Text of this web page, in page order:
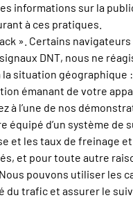
informations sur la
à ces pratiques.
». Certains
DNT, nous ne
situation
émanant de votre
à l’une de nos
d’un système de
et les taux de freinage
et pour toute autre
pouvons utiliser les
du trafic et assurer le